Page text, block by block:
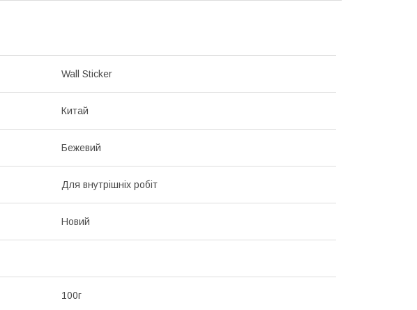
Wall Sticker
Китай
Бежевий
Для внутрішніх робіт
Новий
100г